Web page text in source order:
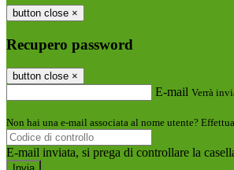
button close ×
Recupero password
button close ×
E-mail Verrà
Non hai una e-mail associata al nome utente?
E-mail inviata, si prega di controllare la